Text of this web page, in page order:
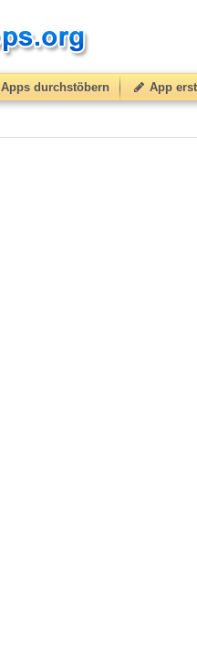
Apps durchstöbern App